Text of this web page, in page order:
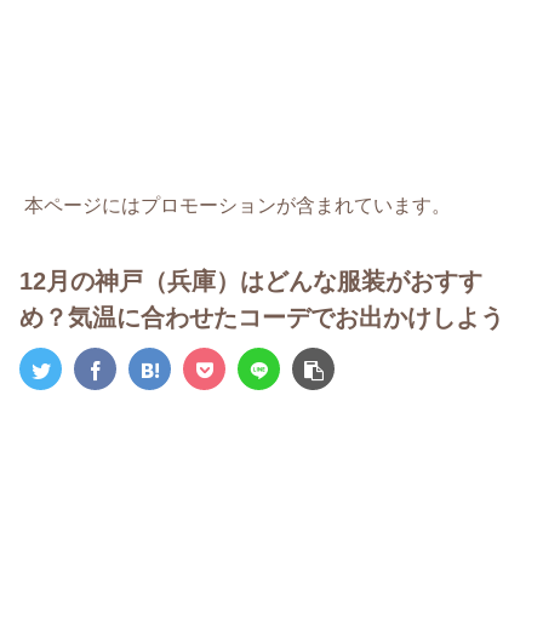
本ページにはプロモーションが含まれています。
12月の神戸（兵庫）はどんな服装がおすす
め？気温に合わせたコーデでお出かけしよう